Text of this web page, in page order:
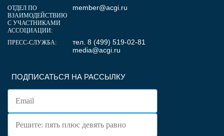
ПОДПИСАТЬСЯ НА РАССЫЛКУ
ОТДЕЛ ПО
ВЗАИМОДЕЙСТВИЮ
С УЧАСТНИКАМИ
АССОЦИАЦИИ:
member@acgi.ru
ПРЕСС-СЛУЖБА:
тел. 8 (499) 519-02-81
media@acgi.ru